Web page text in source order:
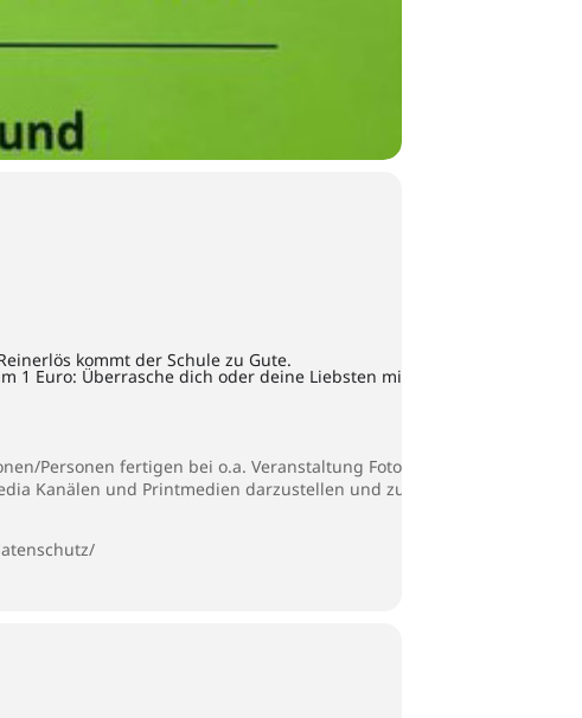
kommt der Schule zu Gute.
1 Euro: Überrasche dich oder deine Liebsten mit
Personen fertigen bei o.a. Veranstaltung Fotos
Kanälen und Printmedien darzustellen und zu